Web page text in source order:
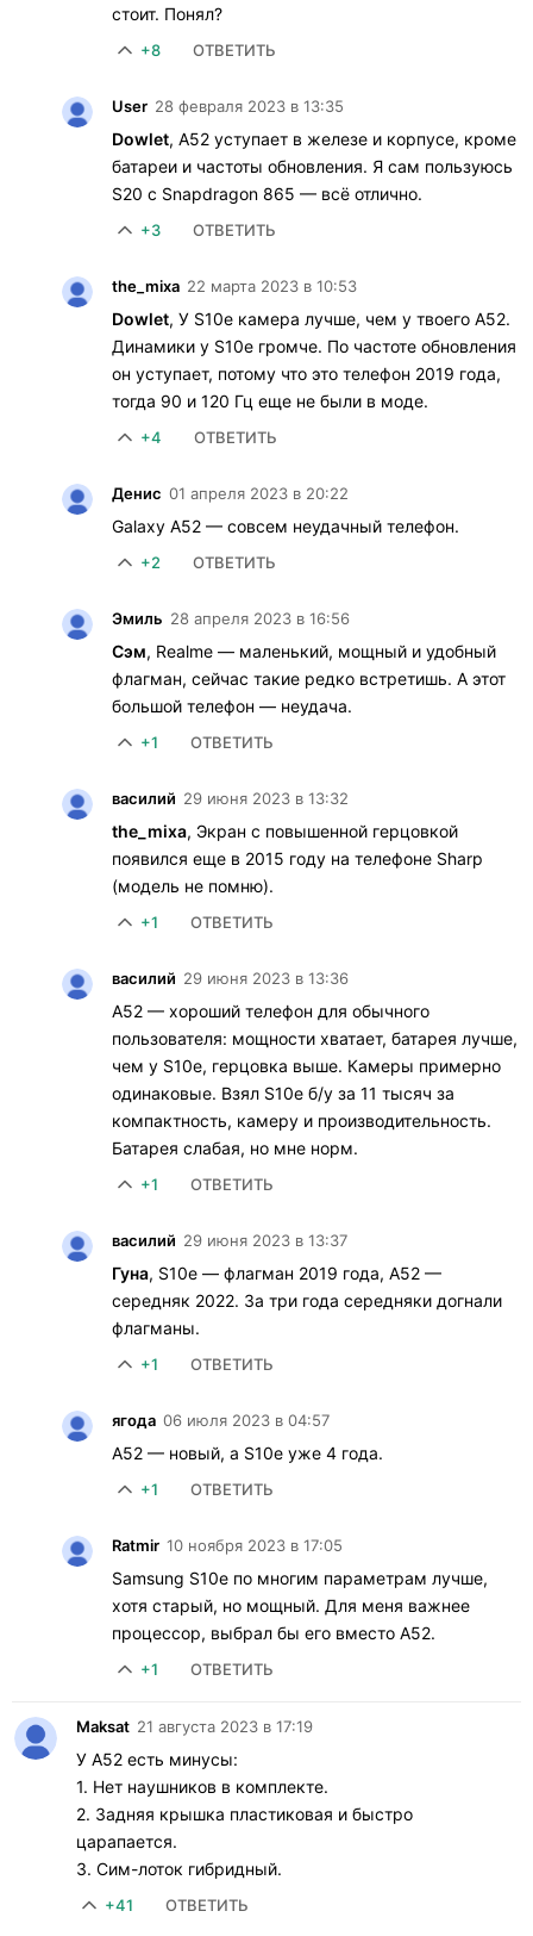
стоит. Понял?
+8 ОТВЕТИТЬ
User 28 февраля 2023 в 13:35
Dowlet, A52 уступает в железе и корпусе, кроме
батареи и частоты обновления. Я сам пользуюсь
S20 с Snapdragon 865 — всё отлично.
+3 ОТВЕТИТЬ
the_mixa 22 марта 2023 в 10:53
Dowlet, У S10e камера лучше, чем у твоего A52.
Динамики у S10e громче. По частоте обновления
он уступает, потому что это телефон 2019 года,
тогда 90 и 120 Гц еще не были в моде.
+4 ОТВЕТИТЬ
Денис 01 апреля 2023 в 20:22
Galaxy A52 — совсем неудачный телефон.
+2 ОТВЕТИТЬ
Эмиль 28 апреля 2023 в 16:56
Сэм, Realme — маленький, мощный и удобный
флагман, сейчас такие редко встретишь. А этот
большой телефон — неудача.
+1 ОТВЕТИТЬ
василий 29 июня 2023 в 13:32
the_mixa, Экран с повышенной герцовкой
появился еще в 2015 году на телефоне Sharp
(модель не помню).
+1 ОТВЕТИТЬ
василий 29 июня 2023 в 13:36
A52 — хороший телефон для обычного
пользователя: мощности хватает, батарея лучше,
чем у S10e, герцовка выше. Камеры примерно
одинаковые. Взял S10e б/у за 11 тысяч за
компактность, камеру и производительность.
Батарея слабая, но мне норм.
+1 ОТВЕТИТЬ
василий 29 июня 2023 в 13:37
Гуна, S10e — флагман 2019 года, A52 —
середняк 2022. За три года середняки догнали
флагманы.
+1 ОТВЕТИТЬ
ягода 06 июля 2023 в 04:57
A52 — новый, а S10e уже 4 года.
+1 ОТВЕТИТЬ
Ratmir 10 ноября 2023 в 17:05
Samsung S10e по многим параметрам лучше,
хотя старый, но мощный. Для меня важнее
процессор, выбрал бы его вместо A52.
+1 ОТВЕТИТЬ
Maksat 21 августа 2023 в 17:19
У A52 есть минусы:
1. Нет наушников в комплекте.
2. Задняя крышка пластиковая и быстро
царапается.
3. Сим-лоток гибридный.
+41 ОТВЕТИТЬ